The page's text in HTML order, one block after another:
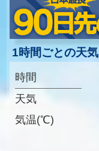
1時間ごとの天気
時間
天気
気温(℃)